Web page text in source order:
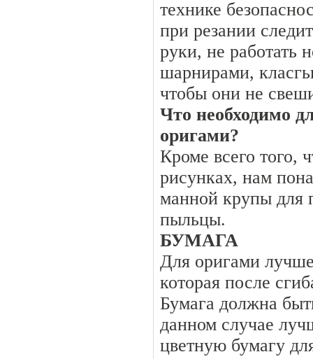
технике
при резании
руки, не работать
шарнирами,
чтобы они не
Что необходимо
оригами?
Кроме всего того,
рисунках, нам
манной крупы для
пыльцы.
БУМАГА
Для оригами
которая после
Бумага должна
данном случае
цветную бумагу